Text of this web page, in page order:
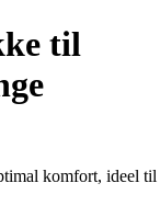
til
komfort, ideel til